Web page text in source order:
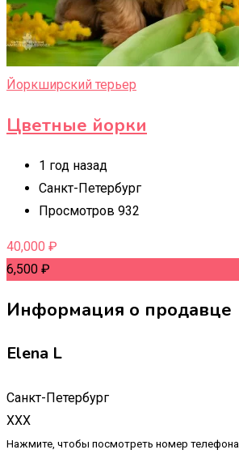
Йоркширский терьер
Цветные йорки
1 год назад
Санкт-Петербург
Просмотров 932
40,000 ₽
6,500 ₽
Информация о продавце
Elena L
Санкт-Петербург
XXX
Нажмите, чтобы посмотреть номер телефона